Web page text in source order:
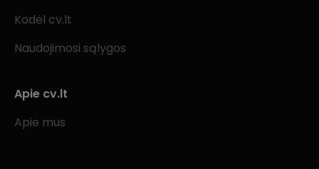
Kodėl cv.lt
Naudojimosi sąlygos
Apie cv.lt
Apie mus